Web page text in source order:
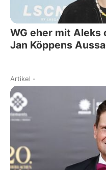
WG eher mit Aleks
Jan Köppens
Artikel -